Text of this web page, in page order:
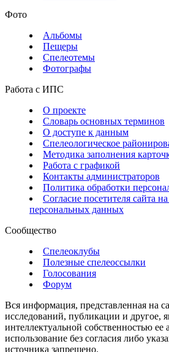
Фото
Альбомы
Пещеры
Спелеотемы
Фотографы
Работа с ИПС
О проекте
Словарь основных терминов
О доступе к данным
Спелеологическое
Методика заполнения
Работа с графикой
Контакты администраторов
Политика обработки
Согласие посетителя сайта
персональных данных
Сообщество
Спелеоклубы
Полезные спелеоссылки
Голосования
Форум
Вся информация, представленная на
исследований, публикации и другое,
интеллектуальной собственностью
использование без согласия либо
источника запрещено.